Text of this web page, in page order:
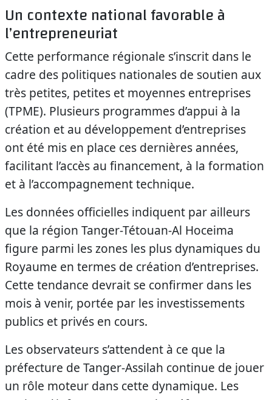
Un contexte national favorable à
l’entrepreneuriat
Cette performance régionale s’inscrit dans le
cadre des politiques nationales de soutien aux
très petites, petites et moyennes entreprises
(TPME). Plusieurs programmes d’appui à la
création et au développement d’entreprises
ont été mis en place ces dernières années,
facilitant l’accès au financement, à la formation
et à l’accompagnement technique.
Les données officielles indiquent par ailleurs
que la région Tanger-Tétouan-Al Hoceima
figure parmi les zones les plus dynamiques du
Royaume en termes de création d’entreprises.
Cette tendance devrait se confirmer dans les
mois à venir, portée par les investissements
publics et privés en cours.
Les observateurs s’attendent à ce que la
préfecture de Tanger-Assilah continue de jouer
un rôle moteur dans cette dynamique. Les